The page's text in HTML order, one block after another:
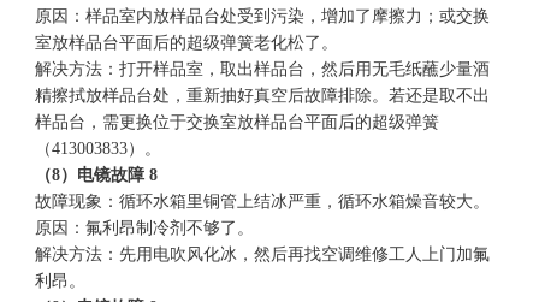
原因：样品室内放样品台处受到污染，增加了摩擦力；或交换
室放样品台平面后的超级弹簧老化松了。
解决方法：打开样品室，取出样品台，然后用无毛纸蘸少量酒
精擦拭放样品台处，重新抽好真空后故障排除。若还是取不出
样品台，需更换位于交换室放样品台平面后的超级弹簧
（413003833）。
（8）电镜故障 8
故障现象：循环水箱里铜管上结冰严重，循环水箱燥音较大。
原因：氟利昂制冷剂不够了。
解决方法：先用电吹风化冰，然后再找空调维修工人上门加氟
利昂。